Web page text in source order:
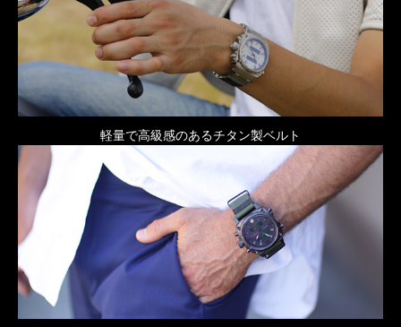
軽量で高級感のあるチタン製ベルト